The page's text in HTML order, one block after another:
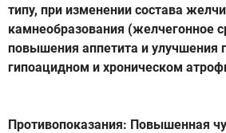
типу, при изменении состава
камнеобразования (желчегонное
повышения аппетита и улучшения
гипоацидном и хроническом
Противопоказания: Повышенная